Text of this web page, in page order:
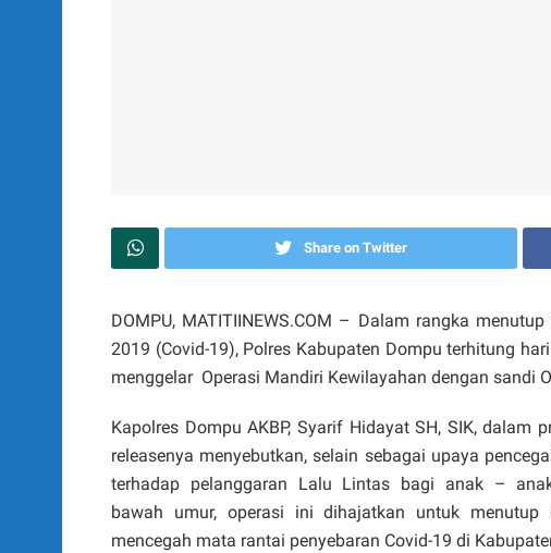
Share on Twitter
DOMPU, MATITIINEWS.COM – Dalam rangka
2019 (Covid-19), Polres Kabupaten Dompu terhitung
menggelar Operasi Mandiri Kewilayahan dengan sandi
Kapolres Dompu AKBP, Syarif Hidayat SH, SIK, dalam
releasenya menyebutkan, selain sebagai upaya
terhadap pelanggaran Lalu Lintas bagi anak –
bawah umur, operasi ini dihajatkan untuk menutup
mencegah mata rantai penyebaran Covid-19 di